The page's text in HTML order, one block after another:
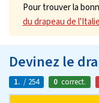
Pour trouver la
du drapeau de l'Italie
Devinez le
1. / 254 0 correct.